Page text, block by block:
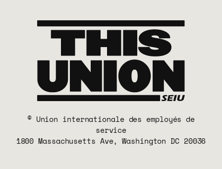
© Union internationale des employés de
service
1800 Massachusetts Ave, Washington DC 20036